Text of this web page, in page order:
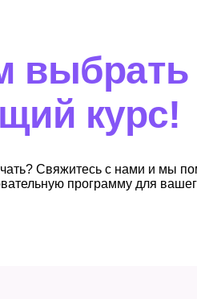
выбрать
курс!
Свяжитесь с нами и мы
программу для